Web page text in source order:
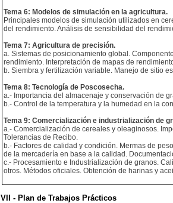
Tema 6: Modelos de simulación en la agricultura.
Principales modelos de simulación utilizados en
del rendimiento. Análisis de sensibilidad del
Tema 7: Agricultura de precisión.
a. Sistemas de posicionamiento global.
rendimiento. Interpretación de mapas de
b. Siembra y fertilización variable. Manejo de sitio
Tema 8: Tecnología de Poscosecha.
a.- Importancia del almacenaje y conservación de
b.- Control de la temperatura y la humedad en la
Tema 9: Comercialización e industrialización de
a.- Comercialización de cereales y oleaginosos.
Tolerancias de Recibo.
b.- Factores de calidad y condición. Mermas de
de la mercadería en base a la calidad.
c.- Procesamiento e Industrialización de granos.
otros. Métodos oficiales. Obtención de harinas y
VII - Plan de Trabajos Prácticos